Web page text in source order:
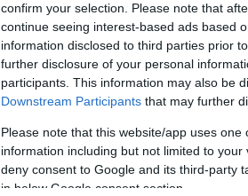
confirm your selection. Please note that
continue seeing interest-based ads based
information disclosed to third parties prior
further disclosure of your personal
participants. This information may also be
Downstream Participants that may further
Please note that this website/app uses
information including but not limited to
deny consent to Google and its third-party
in below Google consent section.